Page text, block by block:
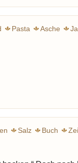
Pasta Asche
Salz Buch